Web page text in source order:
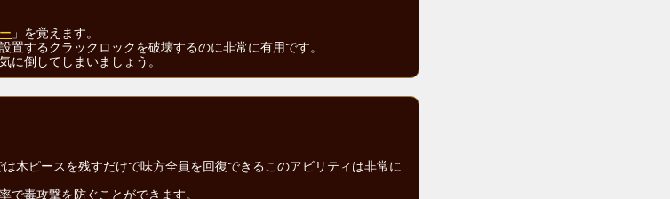
」を覚えます。
するクラックロックを破壊するのに非常に有用です。
に倒してしまいましょう。
木ピースを残すだけで味方全員を回復できるこのアビリティは非常に
で毒攻撃を防ぐことができます。